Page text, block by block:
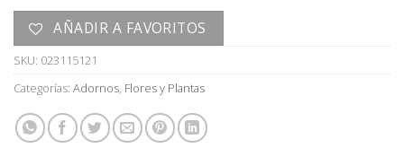
AÑADIR A FAVORITOS
SKU: 023115121
Categorías: Adornos, Flores y Plantas